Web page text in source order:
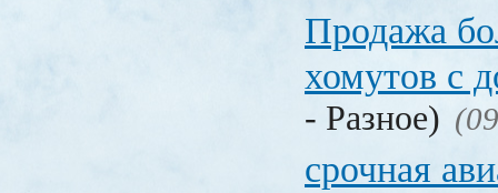
Продажа
хомутов с
- Разное)
срочная